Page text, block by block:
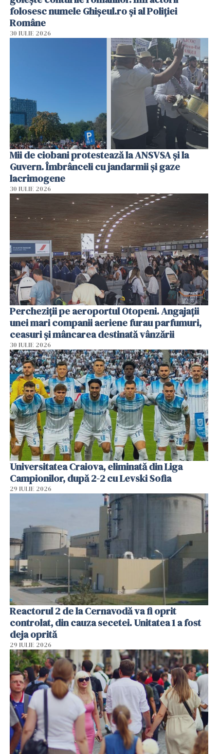
folosesc numele Ghișeul.ro și al Poliției
Române
30 IULIE 2026
Mii de ciobani protestează la ANSVSA și la
Guvern. Îmbrânceli cu jandarmii și gaze
lacrimogene
30 IULIE 2026
Percheziții pe aeroportul Otopeni. Angajații
unei mari companii aeriene furau parfumuri,
ceasuri și mâncarea destinată vânzării
30 IULIE 2026
Universitatea Craiova, eliminată din Liga
Campionilor, după 2-2 cu Levski Sofia
29 IULIE 2026
Reactorul 2 de la Cernavodă va fi oprit
controlat, din cauza secetei. Unitatea 1 a fost
deja oprită
29 IULIE 2026